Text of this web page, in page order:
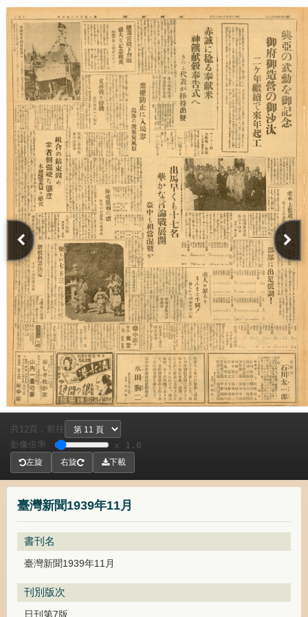
臺灣新聞1939年11月
書刊名
臺灣新聞1939年11月
刊別版次
日刊第7版
共 12頁， 前往
影像倍率
x 1.0
左旋 右旋 下載